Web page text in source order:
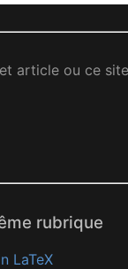
article ou ce
rubrique
LaTeX